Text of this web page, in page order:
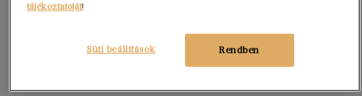
tájékoztatóját!
Rendben
Süti beállítások